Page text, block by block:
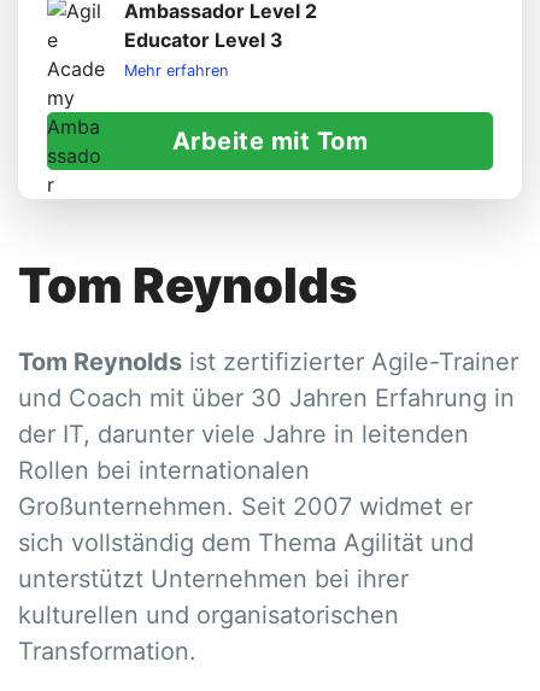
Ambassador Level 2
Educator Level 3
Mehr erfahren
Arbeite mit Tom
Tom Reynolds
Tom Reynolds ist zertifizierter Agile-Trainer
und Coach mit über 30 Jahren Erfahrung in
der IT, darunter viele Jahre in leitenden
Rollen bei internationalen
Großunternehmen. Seit 2007 widmet er
sich vollständig dem Thema Agilität und
unterstützt Unternehmen bei ihrer
kulturellen und organisatorischen
Transformation.